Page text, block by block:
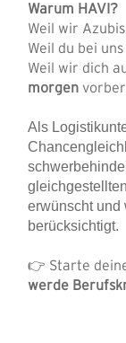
Warum HAVI?
Weil wir
Weil du bei uns
Weil wir dich
morgen
Als
erwünscht und
berücksichtigt.
👉 Starte
werde